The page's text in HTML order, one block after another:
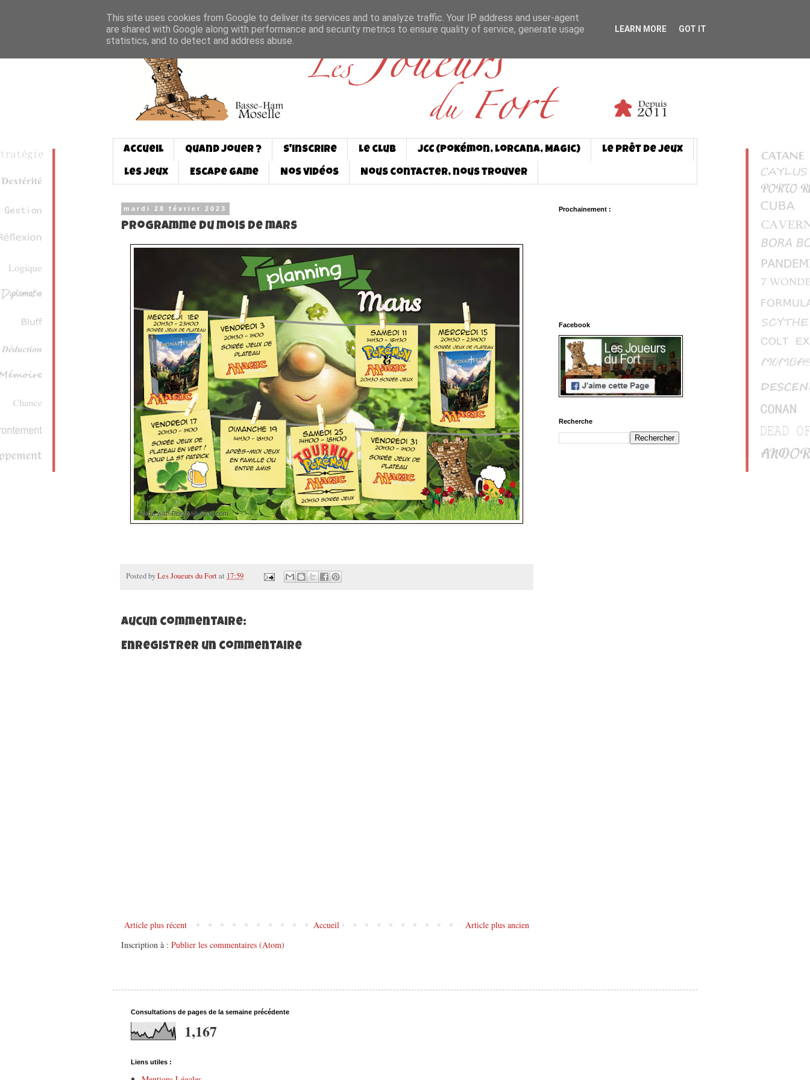
Accueil Quand jouer ? S'inscrire Le club JCC (Pokémon, Lorcana, Magic) Le prêt de jeux
Les jeux Escape game Nos vidéos Nous contacter, nous trouver
mardi 28 février 2023
Programme du mois de mars
Posted byLes Joueurs du Fortat 17:59
Aucun commentaire:
Enregistrer un commentaire
Article plus récent Article plus ancien
Accueil
Inscription à : Publier les commentaires (Atom)
Prochainement :
Facebook
Recherche
Consultations de pages de la semaine précédente
1,167
Liens utiles :
This site uses cookies from Google to deliver its services and to analyze traffic. Your IP address and user-agent
are shared with Google along with performance and security metrics to ensure quality of service, generate usage
statistics, and to detect and address abuse.
LEARN MORE GOT IT